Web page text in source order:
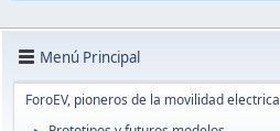
Menú Principal
ForoEV, pioneros de la movilidad electrica